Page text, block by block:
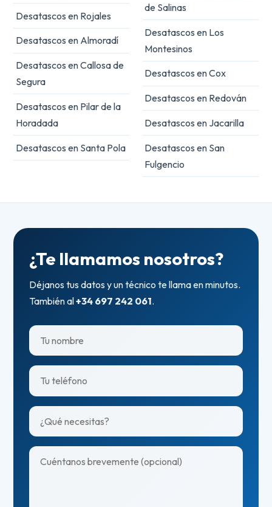
Desatascos en Rojales
Desatascos en Almoradí
Desatascos en Callosa de
Segura
Desatascos en Pilar de la
Horadada
Desatascos en Santa Pola
de Salinas
Desatascos en Los
Montesinos
Desatascos en Cox
Desatascos en Redován
Desatascos en Jacarilla
Desatascos en San
Fulgencio
¿Te llamamos nosotros?
Déjanos tus datos y un técnico te llama en minutos.
También al+34 697 242 061.